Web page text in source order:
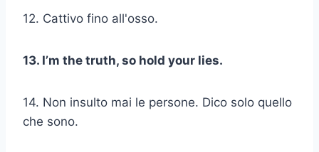
12. Cattivo fino all'osso.
13. I’m the truth, so hold your lies.
14. Non insulto mai le persone. Dico solo quello
che sono.